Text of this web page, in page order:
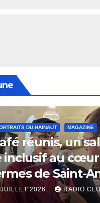
DU HAINAUT MAGAZINE
réunis, un
inclusif au
de Saint-
2026 RADIO